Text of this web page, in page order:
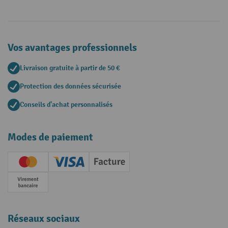
Vos avantages professionnels
Livraison gratuite à partir de 50 €
Protection des données sécurisée
Conseils d'achat personnalisés
Modes de paiement
Creditcard (Master)Creditcard (Visa)
Facture
Paiement anticipé
Réseaux sociaux